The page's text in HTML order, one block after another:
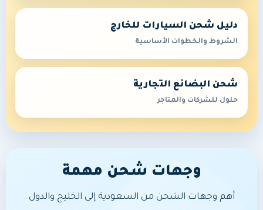
دليل شحن السيارات للخارج
الشروط والخطوات الأساسية
شحن البضائع التجارية
حلول للشركات والمتاجر
وجهات شحن مهمة
أهم وجهات الشحن من السعودية إلى الخليج والدول